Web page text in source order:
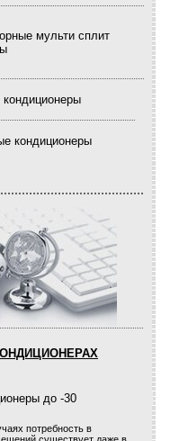
мульти сплит
кондиционеры
до -30
потребность в